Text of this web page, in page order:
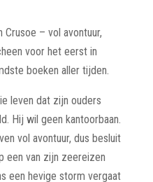
Crusoe – vol avontuur,
voor het eerst in
boeken aller tijden.
leven dat zijn ouders
Hij wil geen kantoorbaan.
vol avontuur, dus besluit
een van zijn zeereizen
een hevige storm vergaat